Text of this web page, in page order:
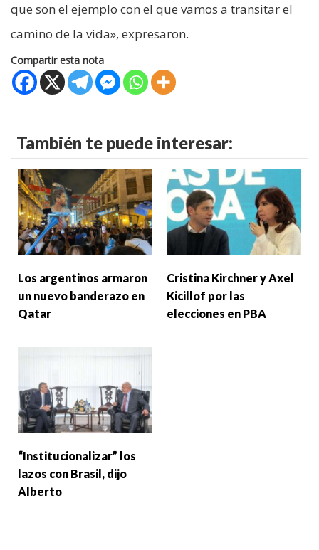
que son el ejemplo con el que vamos a transitar el
camino de la vida», expresaron.
Compartir esta nota
También te puede interesar:
Los argentinos armaron
un nuevo banderazo en
Qatar
Cristina Kirchner y Axel
Kicillof por las
elecciones en PBA
“Institucionalizar” los
lazos con Brasil, dijo
Alberto